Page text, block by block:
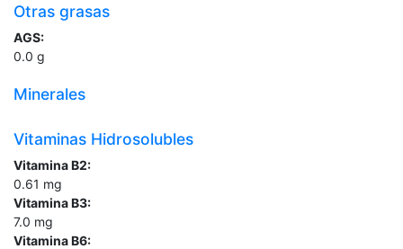
Otras grasas
AGS:
0.0 g
Minerales
Vitaminas Hidrosolubles
Vitamina B2:
0.61 mg
Vitamina B3:
7.0 mg
Vitamina B6: